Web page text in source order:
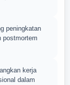
peningkatan
postmortem
kerja
dalam